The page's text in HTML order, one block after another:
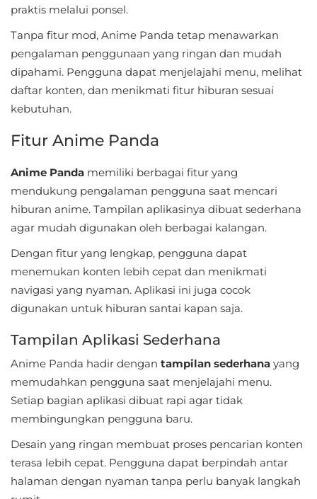
Standalone
Story-
Driven
Word
Apps
Art
&
Design
&
Vehicles
Beauty
&
praktis melalui ponsel.
Tanpa fitur mod, Anime Panda tetap menawarkan
pengalaman penggunaan yang ringan dan mudah
dipahami. Pengguna dapat menjelajahi menu, melihat
daftar konten, dan menikmati fitur hiburan sesuai
kebutuhan.
Fitur Anime Panda
Anime Panda memiliki berbagai fitur yang
mendukung pengalaman pengguna saat mencari
hiburan anime. Tampilan aplikasinya dibuat sederhana
agar mudah digunakan oleh berbagai kalangan.
Dengan fitur yang lengkap, pengguna dapat
menemukan konten lebih cepat dan menikmati
navigasi yang nyaman. Aplikasi ini juga cocok
digunakan untuk hiburan santai kapan saja.
Tampilan Aplikasi Sederhana
Anime Panda hadir dengan tampilan sederhana yang
memudahkan pengguna saat menjelajahi menu.
Setiap bagian aplikasi dibuat rapi agar tidak
membingungkan pengguna baru.
Desain yang ringan membuat proses pencarian konten
terasa lebih cepat. Pengguna dapat berpindah antar
halaman dengan nyaman tanpa perlu banyak langkah